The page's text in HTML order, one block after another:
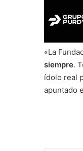
«La
siempre.
ídolo real
apuntado